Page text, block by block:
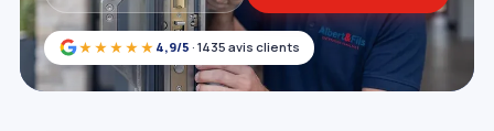
★★★★★ 4,9/5 · 1435 avis clients